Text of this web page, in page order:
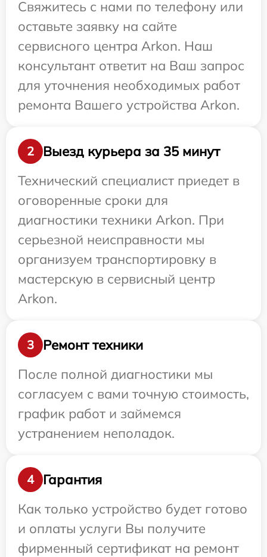
Свяжитесь с нами по телефону или
оставьте заявку на сайте
сервисного центра Arkon. Наш
консультант ответит на Ваш запрос
для уточнения необходимых работ
ремонта Вашего устройства Arkon.
2
Выезд курьера за 35 минут
Технический специалист приедет в
оговоренные сроки для
диагностики техники Arkon. При
серьезной неисправности мы
организуем транспортировку в
мастерскую в сервисный центр
Arkon.
3
Ремонт техники
После полной диагностики мы
согласуем с вами точную стоимость,
график работ и займемся
устранением неполадок.
4
Гарантия
Как только устройство будет готово
и оплаты услуги Вы получите
фирменный сертификат на ремонт